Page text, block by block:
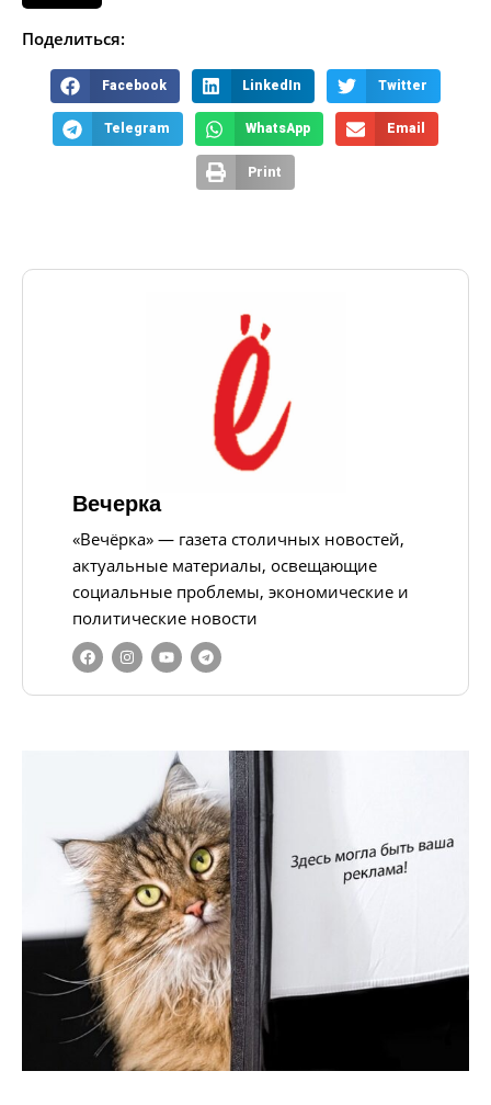
Поделиться:
Facebook LinkedIn Twitter
Telegram WhatsApp Email
Print
Вечерка
«Вечёрка» — газета столичных новостей,
актуальные материалы, освещающие
социальные проблемы, экономические и
политические новости